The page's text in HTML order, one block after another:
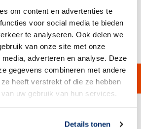
om content en advertenties te
voor social media te bieden
te analyseren. Ook delen we
van onze site met onze
adverteren en analyse. Deze
gegevens combineren met andere
heeft verstrekt of die ze hebben
uw gebruik van hun services.
Details tonen
10'' 20'' 30''
10 20
28